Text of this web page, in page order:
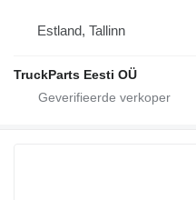
Estland, Tallinn
TruckParts Eesti OÜ